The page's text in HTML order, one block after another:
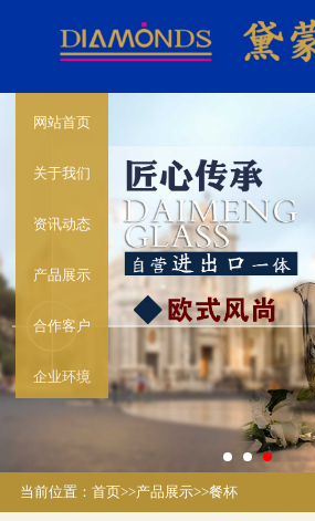
网站首页
关于我们
资讯动态
产品展示
合作客户
企业环境
当前位置： 首页>>产品展示>>餐杯